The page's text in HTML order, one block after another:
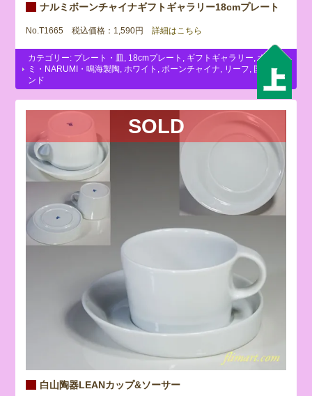
ナルミボーンチャイナギフトギャラリー18cmプレート
No.T1665 税込価格：1,590円 詳細はこちら
カテゴリー: プレート・皿 18cmプレート ギフトギャラリー ,ナル
ミ・NARUMI・鳴海製陶
ホワイト ボーンチャイナ リーフ
国内ブラ
ンド
SOLD
白山陶器LEANカップ&ソーサー